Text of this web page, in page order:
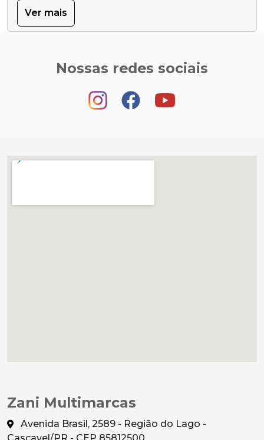
Ver mais
Nossas redes sociais
Zani Multimarcas
Avenida Brasil, 2589 - Região do Lago -
Cascavel/PR - CEP 85812500